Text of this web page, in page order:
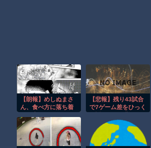
【朗報】めしぬまさ
ん、食べ方に落ち着
【悲報】残り43試合
で7ゲーム差をひっく
い？ｗｗｗｗｗｗｗ
ｗｗｗ